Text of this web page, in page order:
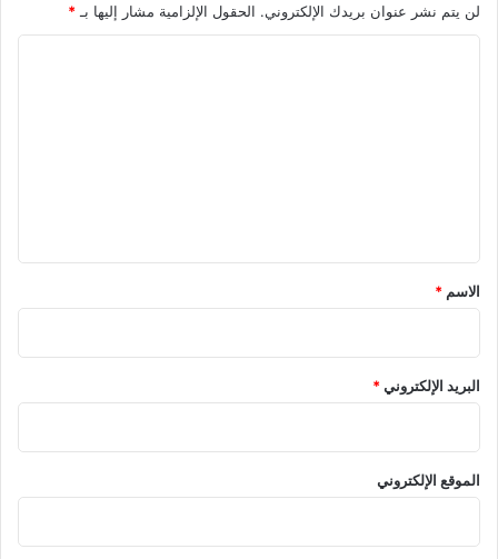
لن يتم نشر عنوان بريدك الإلكتروني. الحقول الإلزامية مشار إليها بـ *
*
الاسم *
البريد الإلكتروني*
الموقع الإلكتروني